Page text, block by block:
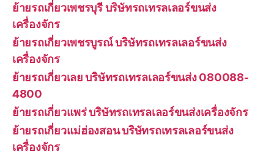
ย้ายรถเกี่ยวเพชรบุรี บริษัทรถเทรลเลอร์ขนส่ง
เครื่องจักร
ย้ายรถเกี่ยวเพชรบูรณ์ บริษัทรถเทรลเลอร์ขนส่ง
เครื่องจักร
ย้ายรถเกี่ยวเลย บริษัทรถเทรลเลอร์ขนส่ง 080088-
4800
ย้ายรถเกี่ยวแพร่ บริษัทรถเทรลเลอร์ขนส่งเครื่องจักร
ย้ายรถเกี่ยวแม่ฮ่องสอน บริษัทรถเทรลเลอร์ขนส่ง
เครื่องจักร